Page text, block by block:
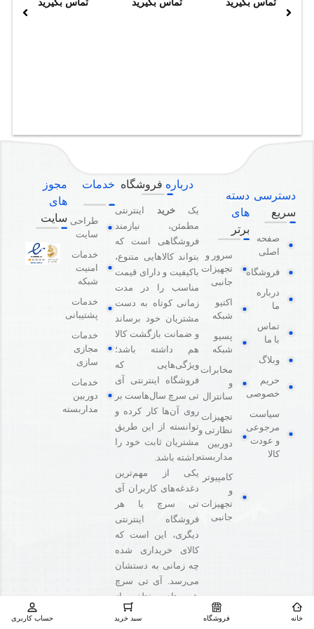
تماس بگیرید
تماس بگیرید
تماس بگیرید
دسترسی
سریع
صفحه
اصلی
فروشگاه
درباره
ما
تماس
با ما
وبلاگ
حریم
خصوصی
سیاست
مرجوعی
و عودت
کالا
دسته
های
برتر
سرور و
تجهیزات
جانبی
اکتیو
شبکه
پسیو
شبکه
مخابرات
و
سانترال
تجهیزات
نظارتی و
دوربین
مداربسته
کامپیوتر
و
تجهیزات
جانبی
درباره فروشگاه
یک خرید اینترنتی
مطمئن، نیازمند
فروشگاهی است که
بتواند کالاهایی متنوع،
باکیفیت و دارای قیمت
مناسب را در مدت
زمانی کوتاه به دست
مشتریان خود برساند
و ضمانت بازگشت کالا
هم داشته باشد؛
ویژگی‌هایی که
فروشگاه اینترنتی آی
تی سرچ سال‌هاست بر
روی آن‌ها کار کرده و
توانسته از این طریق
مشتریان ثابت خود را
داشته باشد.
یکی از مهم‌ترین
دغدغه‌های کاربران آی
تی سرچ یا هر
فروشگاه‌ اینترنتی
دیگری، این است که
کالای خریداری شده
چه زمانی به دستشان
می‌رسد. آی تی سرچ
شیوه‌های مختلفی از
ارسال را متناسب با
خدمات
طراحی
سایت
خدمات
امنیت
شبکه
خدمات
پشتیبانی
خدمات
مجازی
سازی
خدمات
دوربین
مداربسته
مجوز
های
سایت
خانه فروشگاه سبد خرید حساب کاربری